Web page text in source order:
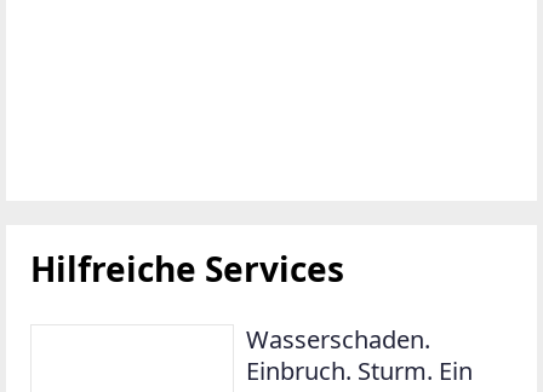
Hilfreiche Services
Wasserschaden.
Einbruch. Sturm. Ein